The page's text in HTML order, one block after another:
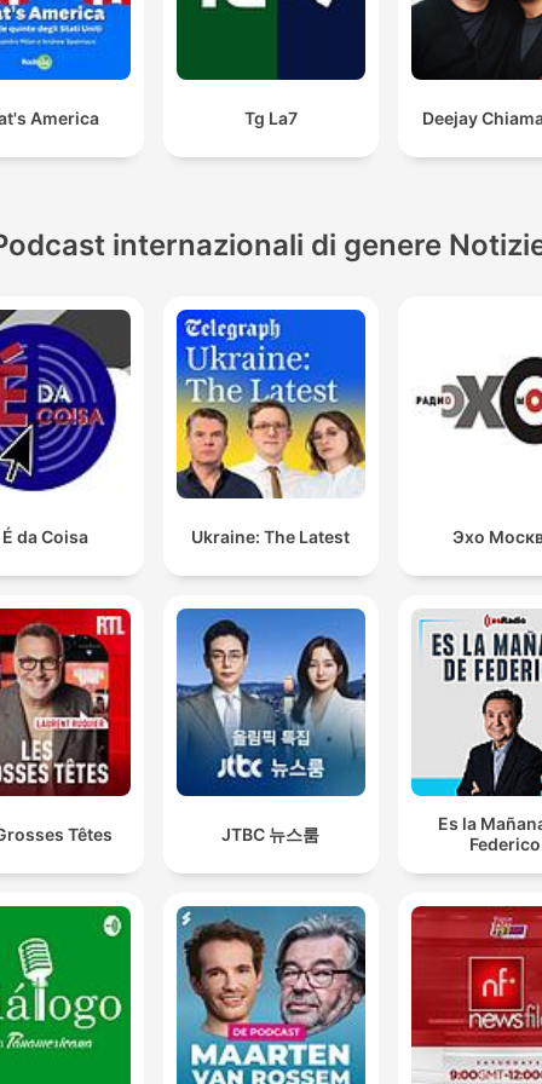
America Tg La7 Deejay
internazionali di genere
É da Coisa Ukraine: The Latest Эхо
Têtes JTBC 뉴스룸
Es la
Federico